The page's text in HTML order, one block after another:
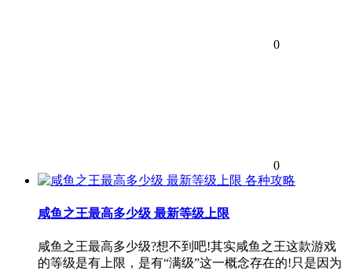
0
0
各种攻略
咸鱼之王最高多少级 最新等级上限
咸鱼之王最高多少级?想不到吧!其实咸鱼之王这款游戏
的等级是有上限，是有“满级”这一概念存在的!只是因为